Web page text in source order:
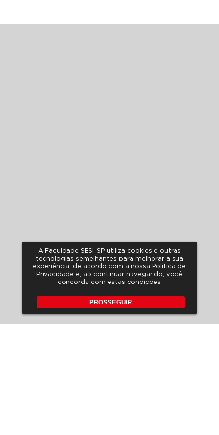
A Faculdade SESI-SP utiliza cookies e outras
tecnologias semelhantes para melhorar a sua
experiência, de acordo com a nossa Política de
Privacidade e, ao continuar navegando, você
concorda com estas condições
PROSSEGUIR